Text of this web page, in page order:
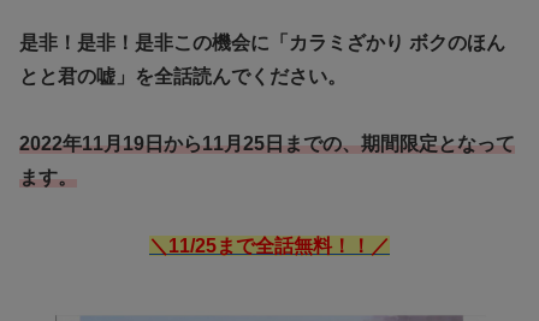
是非！是非！是非この機会に「カラミざかり ボクのほん
とと君の嘘」を全話読んでください。
2022年11月19日から11月25日までの、期間限定となって
ます。
＼11/25まで全話無料！！／